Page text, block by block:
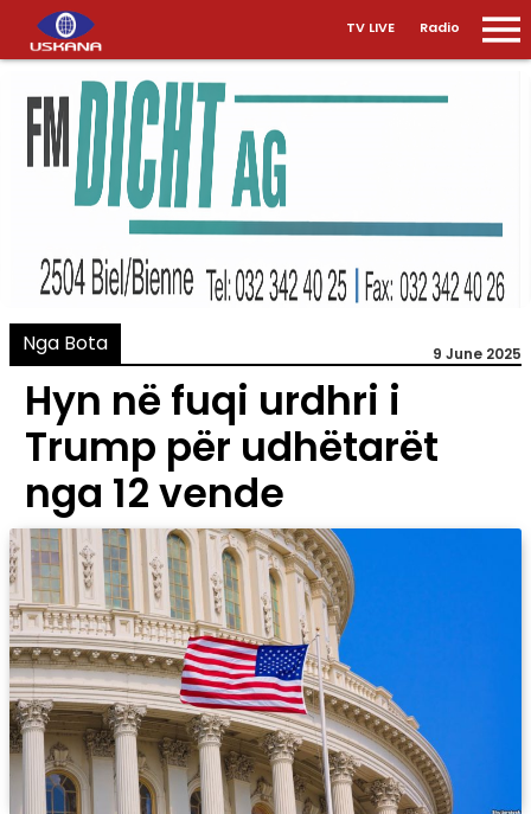
TV LIVE Radio
Nga Bota 9 June 2025
Hyn në fuqi urdhri i
Trump për udhëtarët
nga 12 vende